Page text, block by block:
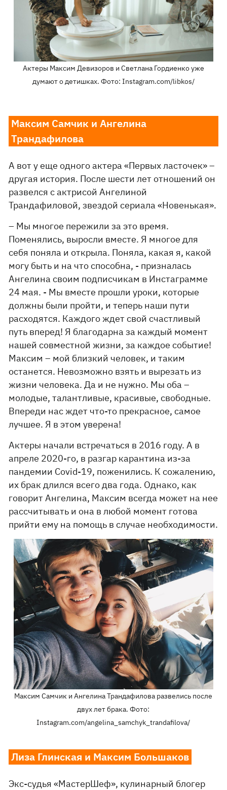
Актеры Максим Девизоров и Светлана Гордиенко уже
думают о детишках. Фото: Instagram.com/libkos/
Максим Самчик и Ангелина
Трандафилова
А вот у еще одного актера «Первых ласточек» –
другая история. После шести лет отношений он
развелся с актрисой Ангелиной
Трандафиловой, звездой сериала «Новенькая».
– Мы многое пережили за это время.
Поменялись, выросли вместе. Я многое для
себя поняла и открыла. Поняла, какая я, какой
могу быть и на что способна, - призналась
Ангелина своим подписчикам в Инстаграмме
24 мая. - Мы вместе прошли уроки, которые
должны были пройти, и теперь наши пути
расходятся. Каждого ждет свой счастливый
путь вперед! Я благодарна за каждый момент
нашей совместной жизни, за каждое событие!
Максим – мой близкий человек, и таким
останется. Невозможно взять и вырезать из
жизни человека. Да и не нужно. Мы оба –
молодые, талантливые, красивые, свободные.
Впереди нас ждет что-то прекрасное, самое
лучшее. Я в этом уверена!
Актеры начали встречаться в 2016 году. А в
апреле 2020-го, в разгар карантина из-за
пандемии Covid-19, поженились. К сожалению,
их брак длился всего два года. Однако, как
говорит Ангелина, Максим всегда может на нее
рассчитывать и она в любой момент готова
прийти ему на помощь в случае необходимости.
Максим Самчик и Ангелина Трандафилова развелись после
двух лет брака. Фото:
Instagram.com/angelina_samchyk_trandafilova/
Лиза Глинская и Максим Большаков
Экс-судья «МастерШеф», кулинарный блогер